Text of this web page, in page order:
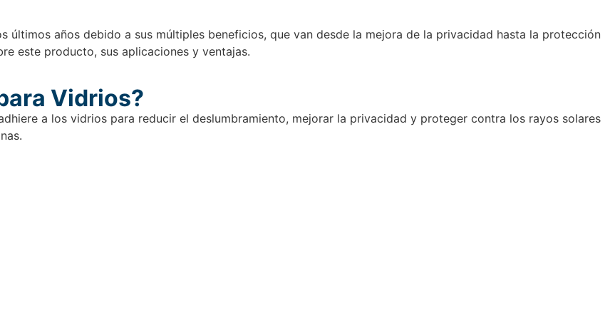
últimos años debido a sus múltiples beneficios, que van desde la mejora de la privacidad hasta la protección
este producto, sus aplicaciones y ventajas.
Vidrios?
a los vidrios para reducir el deslumbramiento, mejorar la privacidad y proteger contra los rayos solares